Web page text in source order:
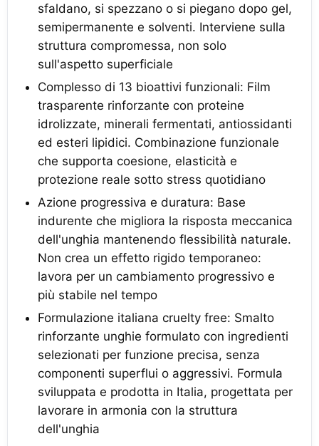
sfaldano, si spezzano o si piegano dopo gel,
semipermanente e solventi. Interviene sulla
struttura compromessa, non solo
sull'aspetto superficiale
Complesso di 13 bioattivi funzionali: Film
trasparente rinforzante con proteine
idrolizzate, minerali fermentati, antiossidanti
ed esteri lipidici. Combinazione funzionale
che supporta coesione, elasticità e
protezione reale sotto stress quotidiano
Azione progressiva e duratura: Base
indurente che migliora la risposta meccanica
dell'unghia mantenendo flessibilità naturale.
Non crea un effetto rigido temporaneo:
lavora per un cambiamento progressivo e
più stabile nel tempo
Formulazione italiana cruelty free: Smalto
rinforzante unghie formulato con ingredienti
selezionati per funzione precisa, senza
componenti superflui o aggressivi. Formula
sviluppata e prodotta in Italia, progettata per
lavorare in armonia con la struttura
dell'unghia